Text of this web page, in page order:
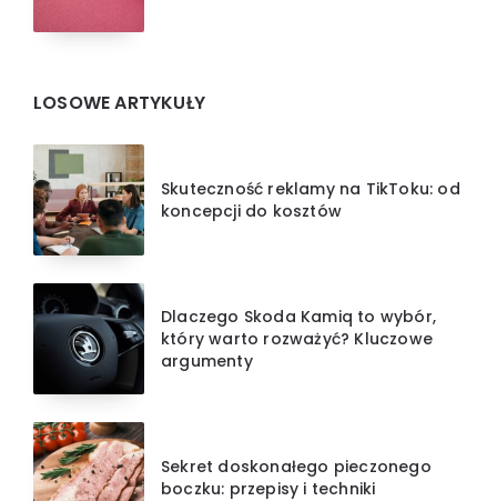
LOSOWE ARTYKUŁY
Skuteczność reklamy na TikToku: od
koncepcji do kosztów
Dlaczego Skoda Kamiq to wybór,
który warto rozważyć? Kluczowe
argumenty
Sekret doskonałego pieczonego
boczku: przepisy i techniki